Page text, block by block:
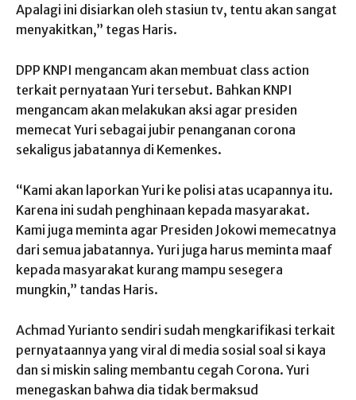
Apalagi ini disiarkan oleh stasiun tv, tentu akan sangat
menyakitkan,” tegas Haris.
DPP KNPI mengancam akan membuat class action
terkait pernyataan Yuri tersebut. Bahkan KNPI
mengancam akan melakukan aksi agar presiden
memecat Yuri sebagai jubir penanganan corona
sekaligus jabatannya di Kemenkes.
“Kami akan laporkan Yuri ke polisi atas ucapannya itu.
Karena ini sudah penghinaan kepada masyarakat.
Kami juga meminta agar Presiden Jokowi memecatnya
dari semua jabatannya. Yuri juga harus meminta maaf
kepada masyarakat kurang mampu sesegera
mungkin,” tandas Haris.
Achmad Yurianto sendiri sudah mengkarifikasi terkait
pernyataannya yang viral di media sosial soal si kaya
dan si miskin saling membantu cegah Corona. Yuri
menegaskan bahwa dia tidak bermaksud